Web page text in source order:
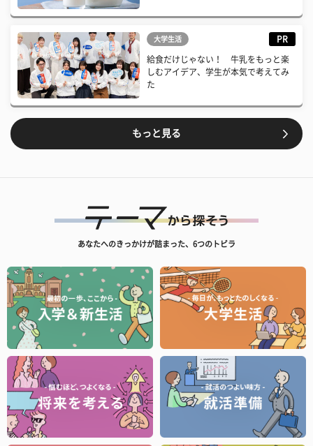
大学生活 PR
給食だけじゃない！ 牛乳をもっと楽
しむアイデア、学生が本気で考えてみ
た
もっと見る
あなたへのきっかけが詰まった、6つのトビラ